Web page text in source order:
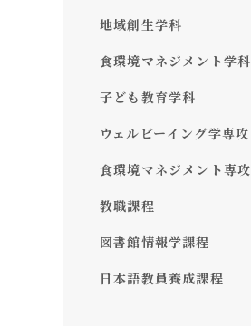
地域創生学科
食環境マネジメント学科
子ども教育学科
ウェルビーイング学専攻
食環境マネジメント専攻
教職課程
図書館情報学課程
日本語教員養成課程